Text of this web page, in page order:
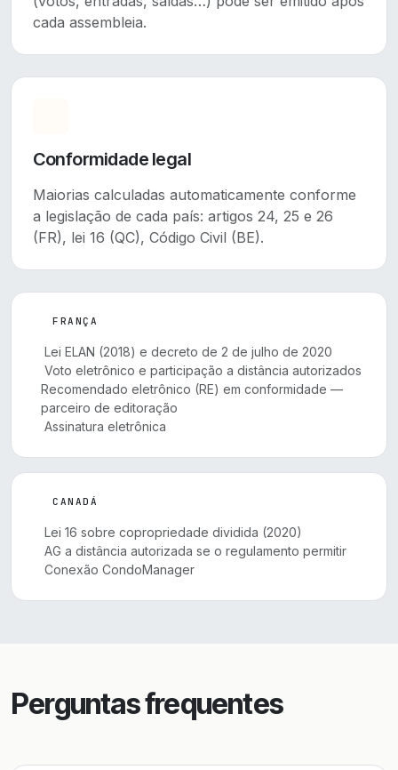
cada assembleia.
Conformidade legal
Maiorias calculadas automaticamente conforme
a legislação de cada país: artigos 24, 25 e 26
(FR), lei 16 (QC), Código Civil (BE).
FRANÇA
Lei ELAN (2018) e decreto de 2 de julho de 2020
Voto eletrônico e participação a distância autorizados
Recomendado eletrônico (RE) em conformidade —
parceiro de editoração
Assinatura eletrônica
CANADÁ
Lei 16 sobre copropriedade dividida (2020)
AG a distância autorizada se o regulamento permitir
Conexão CondoManager
Perguntas frequentes